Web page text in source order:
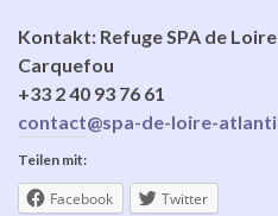
Kontakt: Refuge SPA de
Carquefou
+33 2 40 93 76 61
contact@spa-de-loire-
Teilen mit:
Facebook Twitter